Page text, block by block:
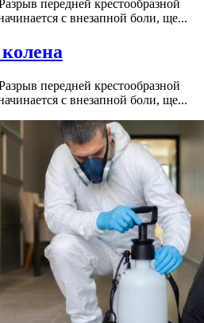
передней крестообразной
с внезапной боли, ще...
передней крестообразной
с внезапной боли, ще...